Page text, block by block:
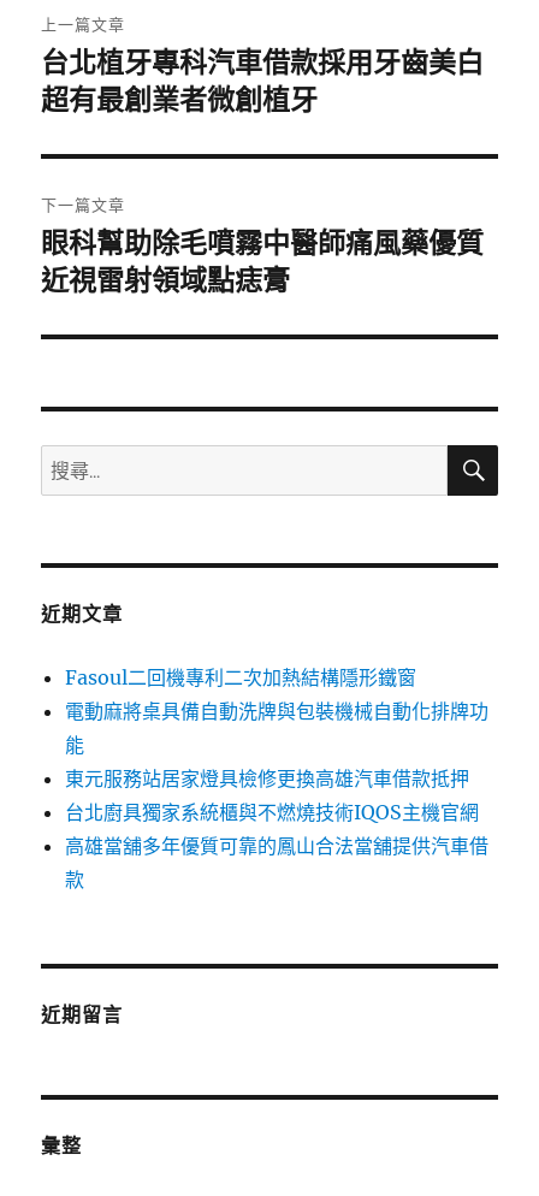
章
導
覽
上一篇文章
上
一
文
章:
台北植牙專科汽車借款採用牙齒美白
超有最創業者微創植牙
下一篇文章
下
一
文
眼科幫助除毛噴霧中醫師痛風藥優質
近視雷射領域點痣膏
搜
尋
鍵
搜
近期文章
Fasoul二回機專利二次加熱結構隱形鐵窗
電動麻將桌具備自動洗牌與包裝機械自動化排牌功
能
東元服務站居家燈具檢修更換高雄汽車借款抵押
台北廚具獨家系統櫃與不燃燒技術IQOS主機官網
高雄當舖多年優質可靠的鳳山合法當舖提供汽車借
款
近期留言
彙整